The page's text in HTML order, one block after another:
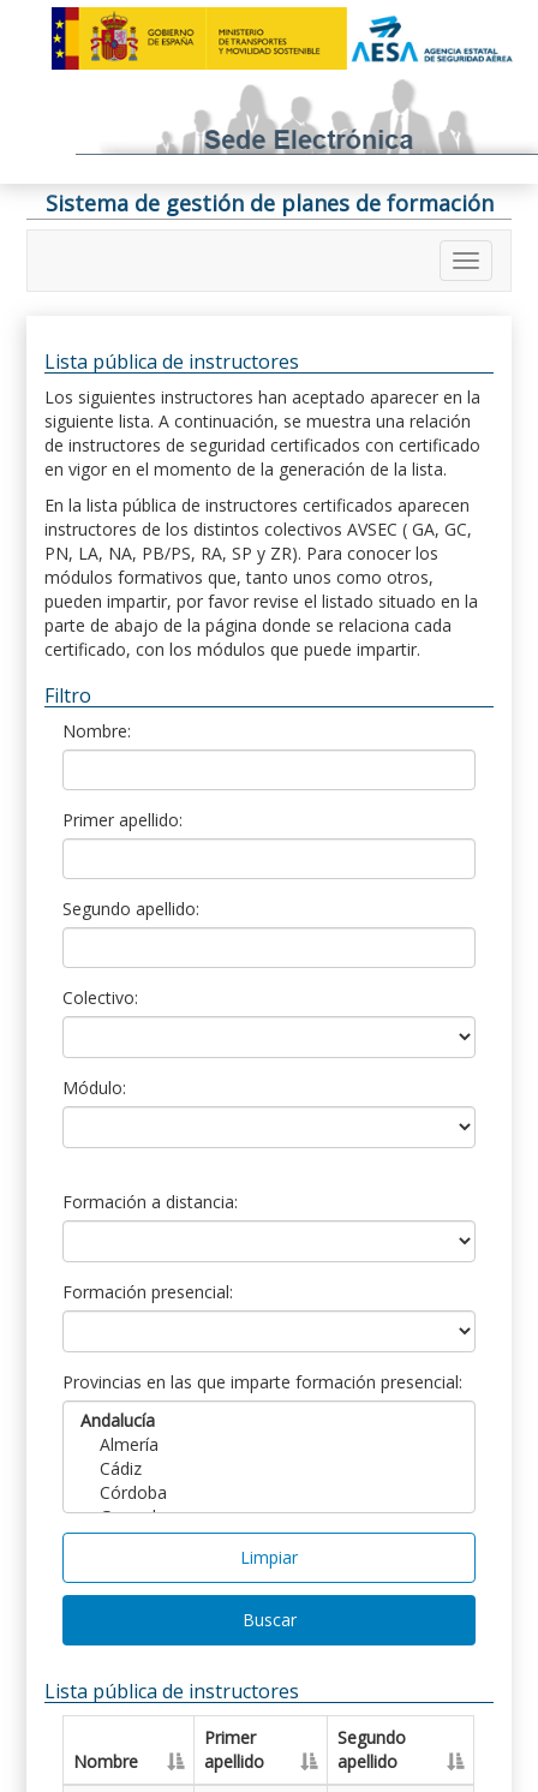
Sistema de gestión de planes de formación
Lista pública de instructores
Los siguientes instructores han aceptado aparecer en la
siguiente lista. A continuación, se muestra una relación
de instructores de seguridad certificados con certificado
en vigor en el momento de la generación de la lista.
En la lista pública de instructores certificados aparecen
instructores de los distintos colectivos AVSEC ( GA, GC,
PN, LA, NA, PB/PS, RA, SP y ZR). Para conocer los
módulos formativos que, tanto unos como otros,
pueden impartir, por favor revise el listado situado en la
parte de abajo de la página donde se relaciona cada
certificado, con los módulos que puede impartir.
Filtro
Nombre:
Primer apellido:
Segundo apellido:
Colectivo:
Módulo:
Formación a distancia:
Formación presencial:
Provincias en las que imparte formación presencial:
Limpiar
Buscar
Lista pública de instructores
Nombre
Primer
apellido
Segundo
apellido